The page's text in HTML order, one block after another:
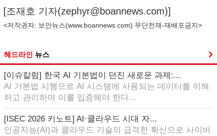
[조재호 기자(zephyr@boannews.com)]
<저작권자: 보안뉴스(www.boannews.com) 무단전재-재배포금지>
헤드라인 뉴스
[이슈칼럼] 한국 AI 기본법이 던진 새로운 과제:...
AI 기본법 시행으로 AI 시스템에 사용되는 데이터를 이해
하고 관리하며 이를 입증해야 한다...
[ISEC 2026 키노트] AI·클라우드 시대 자...
인공지능(AI)과 클라우드 기술의 급격한 확산으로 사이버